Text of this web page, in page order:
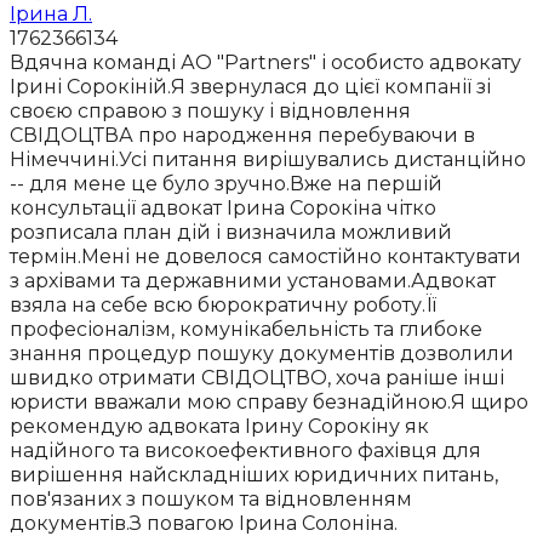
Ірина Л.
1762366134
Вдячна команді АО "Partners" і особисто адвокату
Ірині Сорокіній.Я звернулася до цієї компанії зі
своєю справою з пошуку і відновлення
СВІДОЦТВА про народження перебуваючи в
Німеччині.Усі питання вирішувались дистанційно
-- для мене це було зручно.Вже на першій
консультації адвокат Ірина Сорокіна чітко
розписала план дій і визначила можливий
термін.Мені не довелося самостійно контактувати
з архівами та державними установами.Адвокат
взяла на себе всю бюрократичну роботу.Її
професіоналізм, комунікабельність та глибоке
знання процедур пошуку документів дозволили
швидко отримати СВІДОЦТВО, хоча раніше інші
юристи вважали мою справу безнадійною.Я щиро
рекомендую адвоката Ірину Сорокіну як
надійного та високоефективного фахівця для
вирішення найскладніших юридичних питань,
пов'язаних з пошуком та відновленням
документів.З повагою Ірина Солоніна.